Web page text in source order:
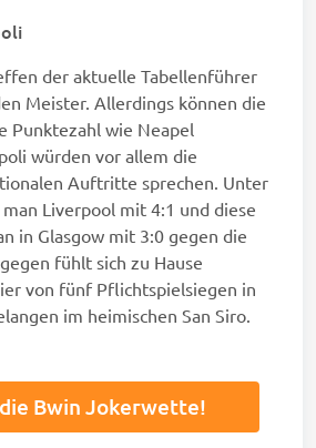
der aktuelle Tabellenführer
Meister. Allerdings können die
Punktezahl wie Neapel
würden vor allem die
Auftritte sprechen. Unter
Liverpool mit 4:1 und diese
in Glasgow mit 3:0 gegen die
fühlt sich zu Hause
von fünf Pflichtspielsiegen in
im heimischen San Siro.
Bwin Jokerwette!